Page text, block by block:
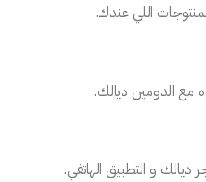
اللي عندك.
مع الدومين ديالك.
ديالك و التطبيق الهاتفي.